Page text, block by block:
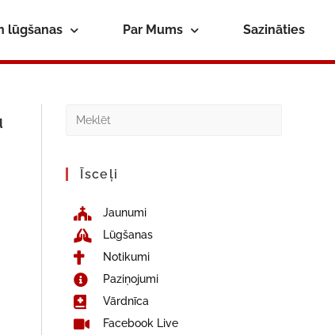
lūgšanas Par Mums Sazināties
Īsceļi
Jaunumi
Lūgšanas
Notikumi
Paziņojumi
Vārdnīca
Facebook Live